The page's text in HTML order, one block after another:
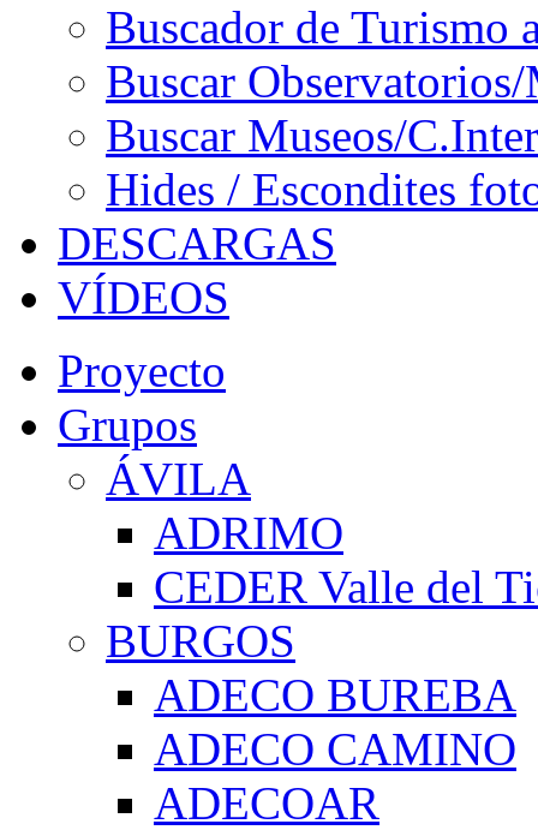
Buscador de Turismo
Buscar
Buscar Museos/
Hides / Escondites
DESCARGAS
VÍDEOS
Proyecto
Grupos
ÁVILA
ADRIMO
CEDER Valle del
BURGOS
ADECO BUREBA
ADECO CAMINO
ADECOAR